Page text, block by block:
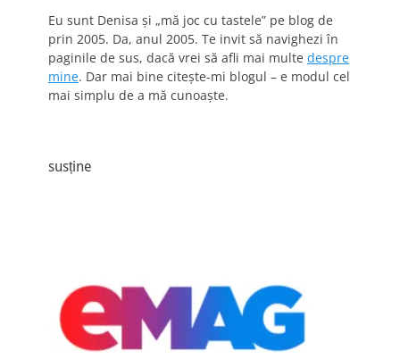
Eu sunt Denisa și „mă joc cu tastele” pe blog de
prin 2005. Da, anul 2005. Te invit să navighezi în
paginile de sus, dacă vrei să afli mai multe despre
mine. Dar mai bine citește-mi blogul – e modul cel
mai simplu de a mă cunoaște.
susține